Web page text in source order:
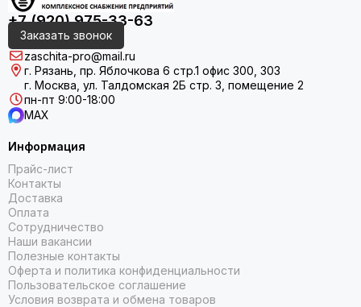
+7 (920) 975-33-63
Заказать звонок
zaschita-pro@mail.ru
г. Рязань, пр. Яблочкова 6 стр.1 офис 300, 303
г. Москва, ул. Талдомская 2Б стр. 3, помещение 2
пн-пт 9:00-18:00
MAX
Информация
Прайс-лист
Контакты
Доставка
Оплата
Сотрудничество
Наши вакансии
Полезные контакты
Оферта и политика конфиденциальности
Пользовательское соглашение
Условия возврата и обмена товаров